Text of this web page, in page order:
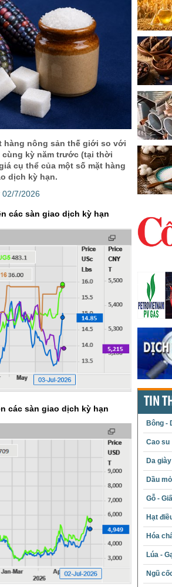
hàng nông sản thế giới so với
kỳ năm trước (tại thời
cụ thể của một số mặt hàng
dịch kỳ hạn.
7/2026
các sàn giao dịch kỳ hạn
các sàn giao dịch kỳ hạn TIN
Bông -
Cao su
Da giày
Dầu
Gỗ -
Hạt
Hóa
Lúa -
Ngũ